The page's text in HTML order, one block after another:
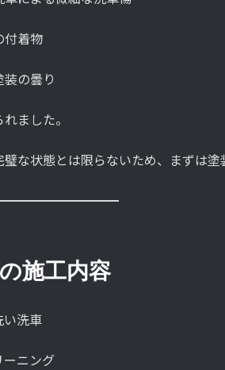
付着物
装の曇り
ました。
な状態とは限らないため、まずは塗
施工内容
洗車
ニング